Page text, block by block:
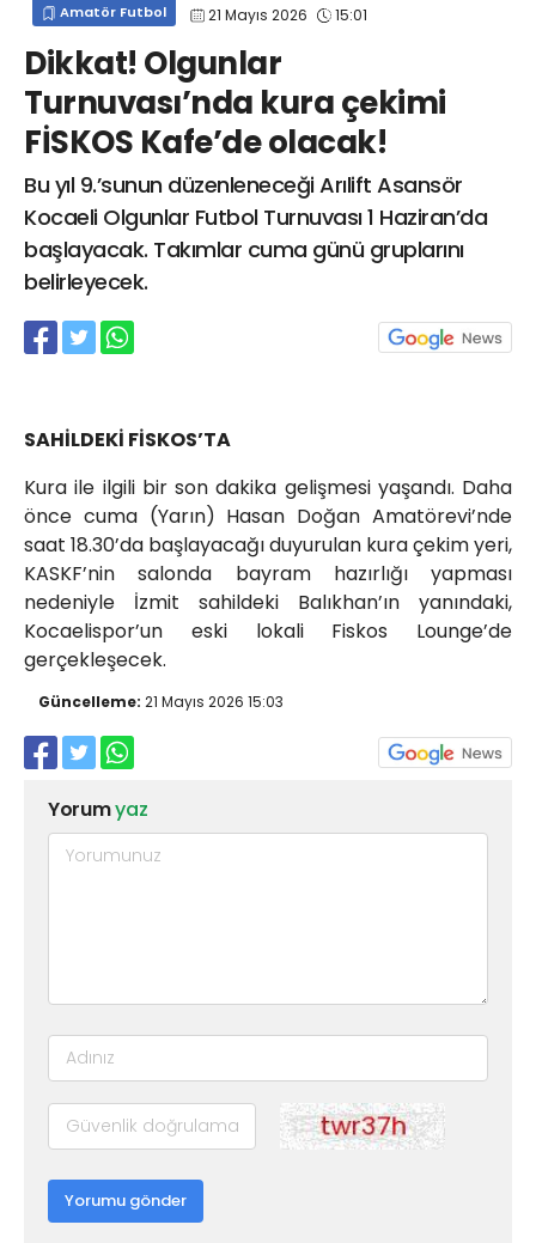
Amatör Futbol 21 Mayıs 2026 15:01
Dikkat! Olgunlar
Turnuvası’nda kura çekimi
FİSKOS Kafe’de olacak!
Bu yıl 9.’sunun düzenleneceği Arılift Asansör
Kocaeli Olgunlar Futbol Turnuvası 1 Haziran’da
başlayacak. Takımlar cuma günü gruplarını
belirleyecek.
SAHİLDEKİ FİSKOS’TA
Kura ile ilgili bir son dakika gelişmesi yaşandı. Daha
önce cuma (Yarın) Hasan Doğan Amatörevi’nde
saat 18.30’da başlayacağı duyurulan kura çekim yeri,
KASKF’nin salonda bayram hazırlığı yapması
nedeniyle İzmit sahildeki Balıkhan’ın yanındaki,
Kocaelispor’un eski lokali Fiskos Lounge’de
gerçekleşecek.
Güncelleme: 21 Mayıs 2026 15:03
Yorumyaz
Yorumu gönder
info@spor41.com